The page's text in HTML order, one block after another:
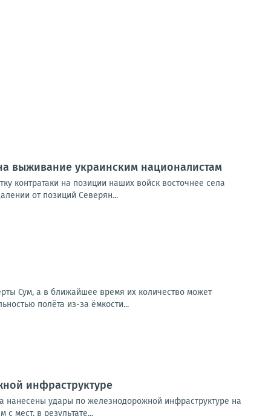
выживание украинским националистам
контратаки на позиции наших войск восточнее села
от позиций Северян...
Сум, а в ближайшее время их количество может
полёта из-за ёмкости...
инфраструктуре
нанесены удары по железнодорожной инфраструктуре на
мест, в результате...